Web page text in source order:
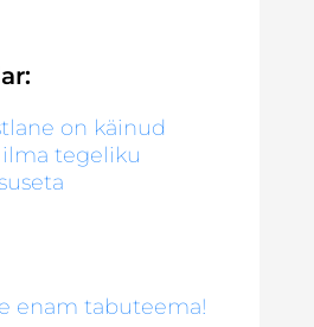
on käinud
tegeliku
enam tabuteema!